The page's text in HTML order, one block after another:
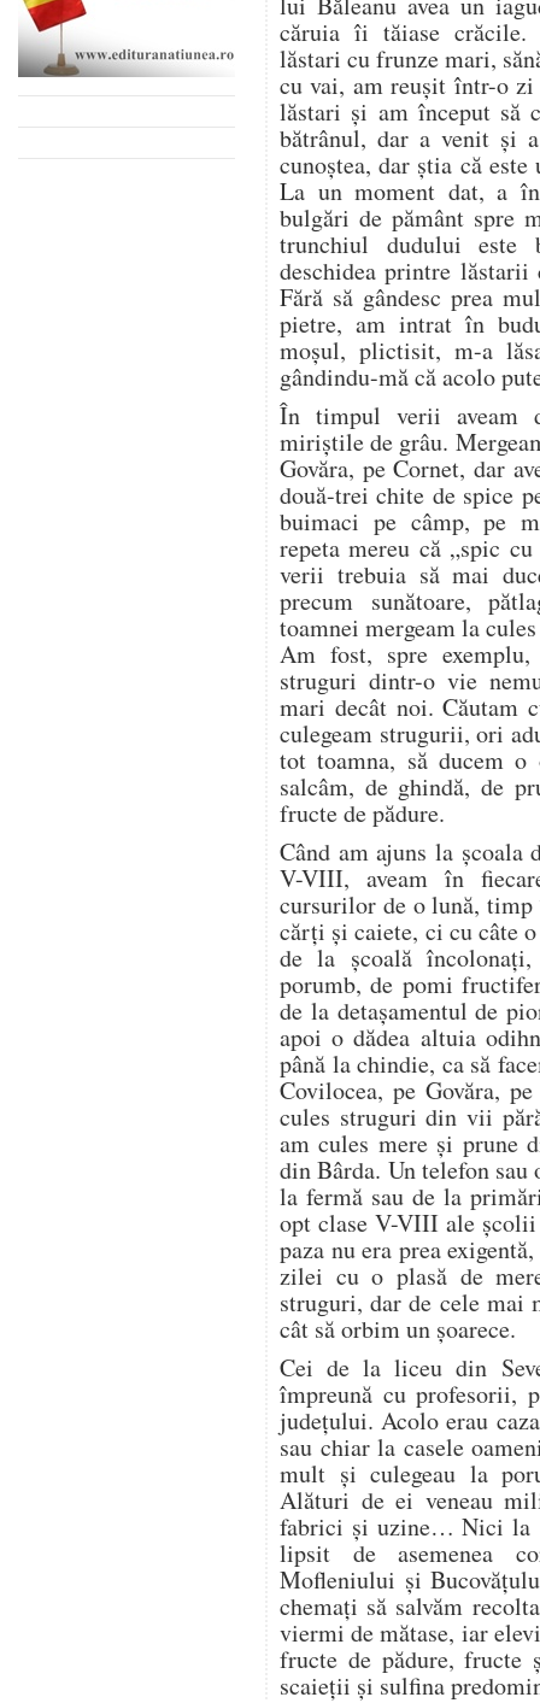
căruia îi tăiase crăcile.
lăstari cu frunze mari,
cu vai, am reușit într-o
lăstari și am început să
bătrânul, dar a venit și
cunoștea, dar știa că
La un moment dat, a
bulgări de pământ spre
trunchiul dudului este
deschidea printre
Fără să gândesc prea
pietre, am intrat în
moșul, plictisit, m-a
gândindu-mă că acolo
În timpul verii aveam
miriștile de grâu.
Govăra, pe Cornet, dar
două-trei chite de spice
buimaci pe câmp, pe
repeta mereu că „spic
verii trebuia să mai
precum sunătoare,
toamnei mergeam la
Am fost, spre
struguri dintr-o vie
mari decât noi. Căutam
culegeam strugurii, ori
tot toamna, să ducem o
salcâm, de ghindă, de
fructe de pădure.
Când am ajuns la școala
V-VIII, aveam în
cursurilor de o lună, timp
cărți și caiete, ci cu câte
de la școală
porumb, de pomi
de la detașamentul de
apoi o dădea altuia
până la chindie, ca să
Covilocea, pe Govăra,
cules struguri din vii
am cules mere și prune
din Bârda. Un telefon sau
la fermă sau de la
opt clase V-VIII ale școlii
paza nu era prea
zilei cu o plasă de
struguri, dar de cele mai
cât să orbim un șoarece.
Cei de la liceu din
împreună cu profesorii,
județului. Acolo erau
sau chiar la casele
mult și culegeau la
Alături de ei veneau
fabrici și uzine… Nici la
lipsit de asemenea
Mofleniului și
chemați să salvăm
viermi de mătase, iar
fructe de pădure, fructe
scaieții și sulfina